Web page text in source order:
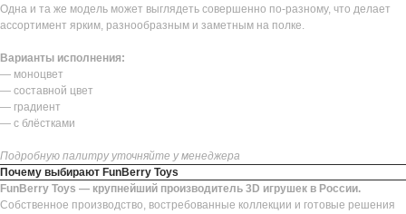
Одна и та же модель может выглядеть совершенно по-разному, что делает
ассортимент ярким, разнообразным и заметным на полке.
Варианты исполнения:
— моноцвет
— составной цвет
— градиент
— с блёстками
Подробную палитру уточняйте у менеджера
Почему выбирают FunBerry Toys
FunBerry Toys — крупнейший производитель 3D игрушек в России.
Собственное производство, востребованные коллекции и готовые решения